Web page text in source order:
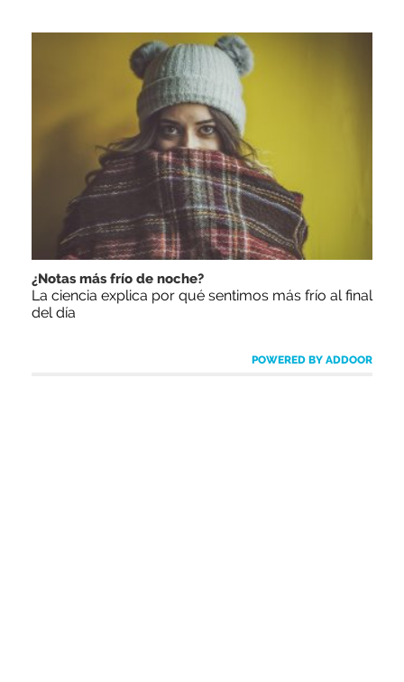
¿Notas más frío de noche?
La ciencia explica por qué sentimos más frío al final
del día
POWERED BY ADDOOR